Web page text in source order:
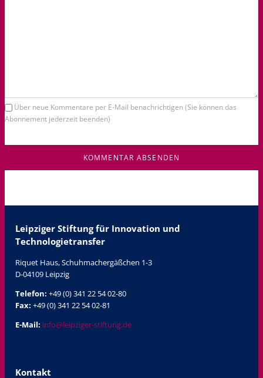
Über neue Kommentare per E-Mail benachrichtigen (Sie können das
Abonnement jederzeit beenden)
KOMMENTAR ABSENDEN
Leipziger Stiftung für Innovation und
Technologietransfer
Riquet Haus, Schuhmachergäßchen 1-3
D-04109 Leipzig
Telefon: +49 (0) 341 22 54 02-80
Fax: +49 (0) 341 22 54 02-81
E-Mail: info@leipziger-stiftung.de
Kontakt